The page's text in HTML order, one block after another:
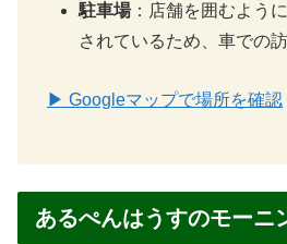
駐車場：店舗を囲むよう
されているため、車での
▶ Googleマップで場所を確認
あるぺんはうすのモーニ